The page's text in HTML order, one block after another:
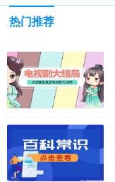
热门推荐